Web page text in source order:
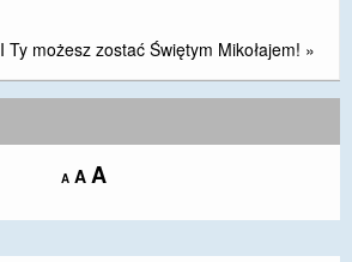
I Ty możesz zostać Świętym Mikołajem! »
A Decrease
size.
A Reset
size.
AIncrease
size.